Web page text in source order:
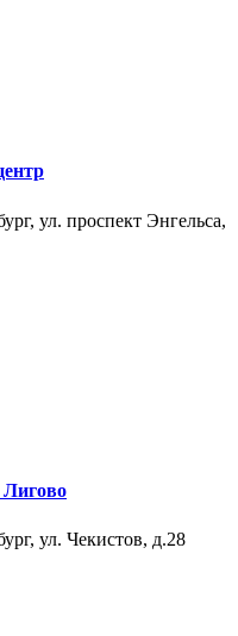
ул. проспект Энгельса,
ул. Чекистов, д.28